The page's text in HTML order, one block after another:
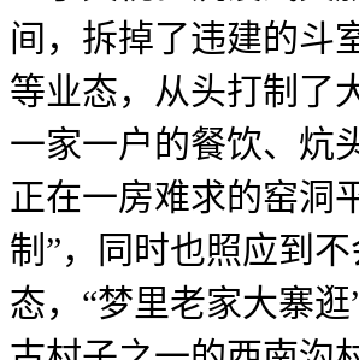
间，拆掉了违建的斗
等业态，从头打制了
一家一户的餐饮、炕
正在一房难求的窑洞
制”，同时也照应到
态，“梦里老家大寨